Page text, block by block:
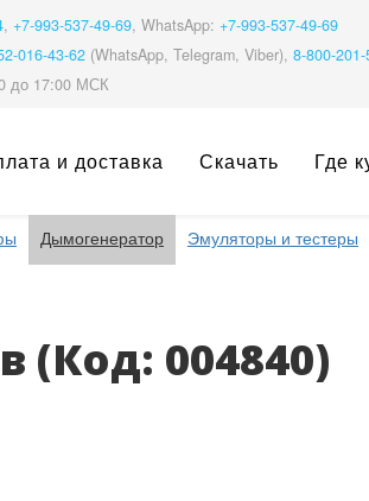
, +7-993-537-49-69, WhatsApp: +7-993-537-49-69
016-43-62(WhatsApp, Telegram, Viber), 8-800-
до 17:00 МСК
и доставка Скачать Где
Дымогенератор Эмуляторы и тестеры
(Код: 004840)